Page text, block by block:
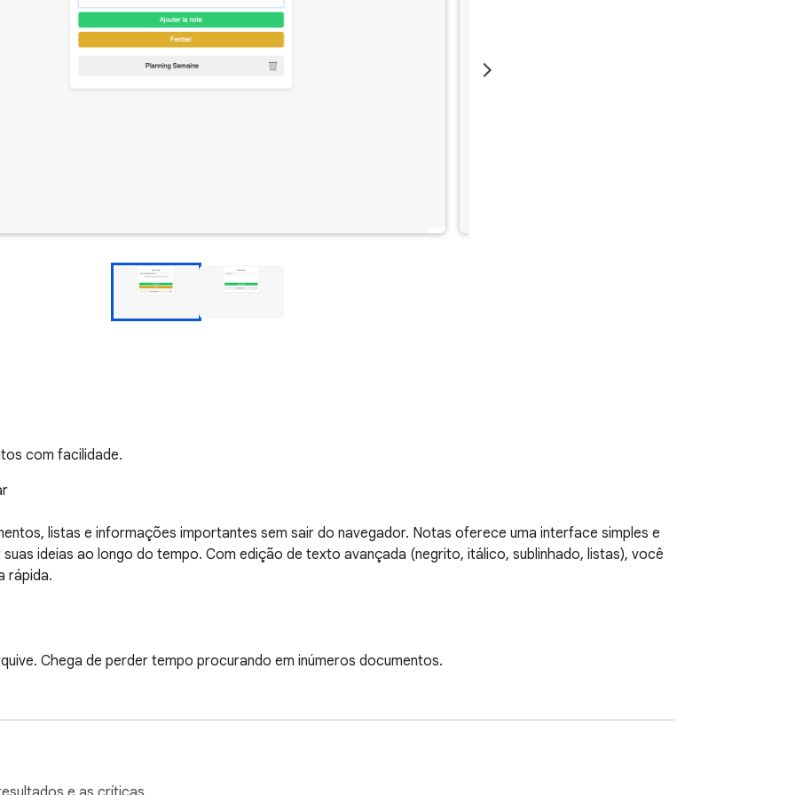
com facilidade.
listas e informações importantes sem sair do navegador. Notas oferece uma interface simples e
ideias ao longo do tempo. Com edição de texto avançada (negrito, itálico, sublinhado, listas), você
rápida.
Chega de perder tempo procurando em inúmeros documentos.
com um sistema de classificação claro e uma visualização intuitiva.
então nada se perde em caso de fechamento inesperado.